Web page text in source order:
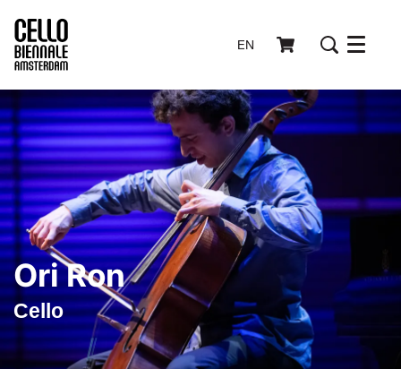
EN Menu
Ori Ron
Cello